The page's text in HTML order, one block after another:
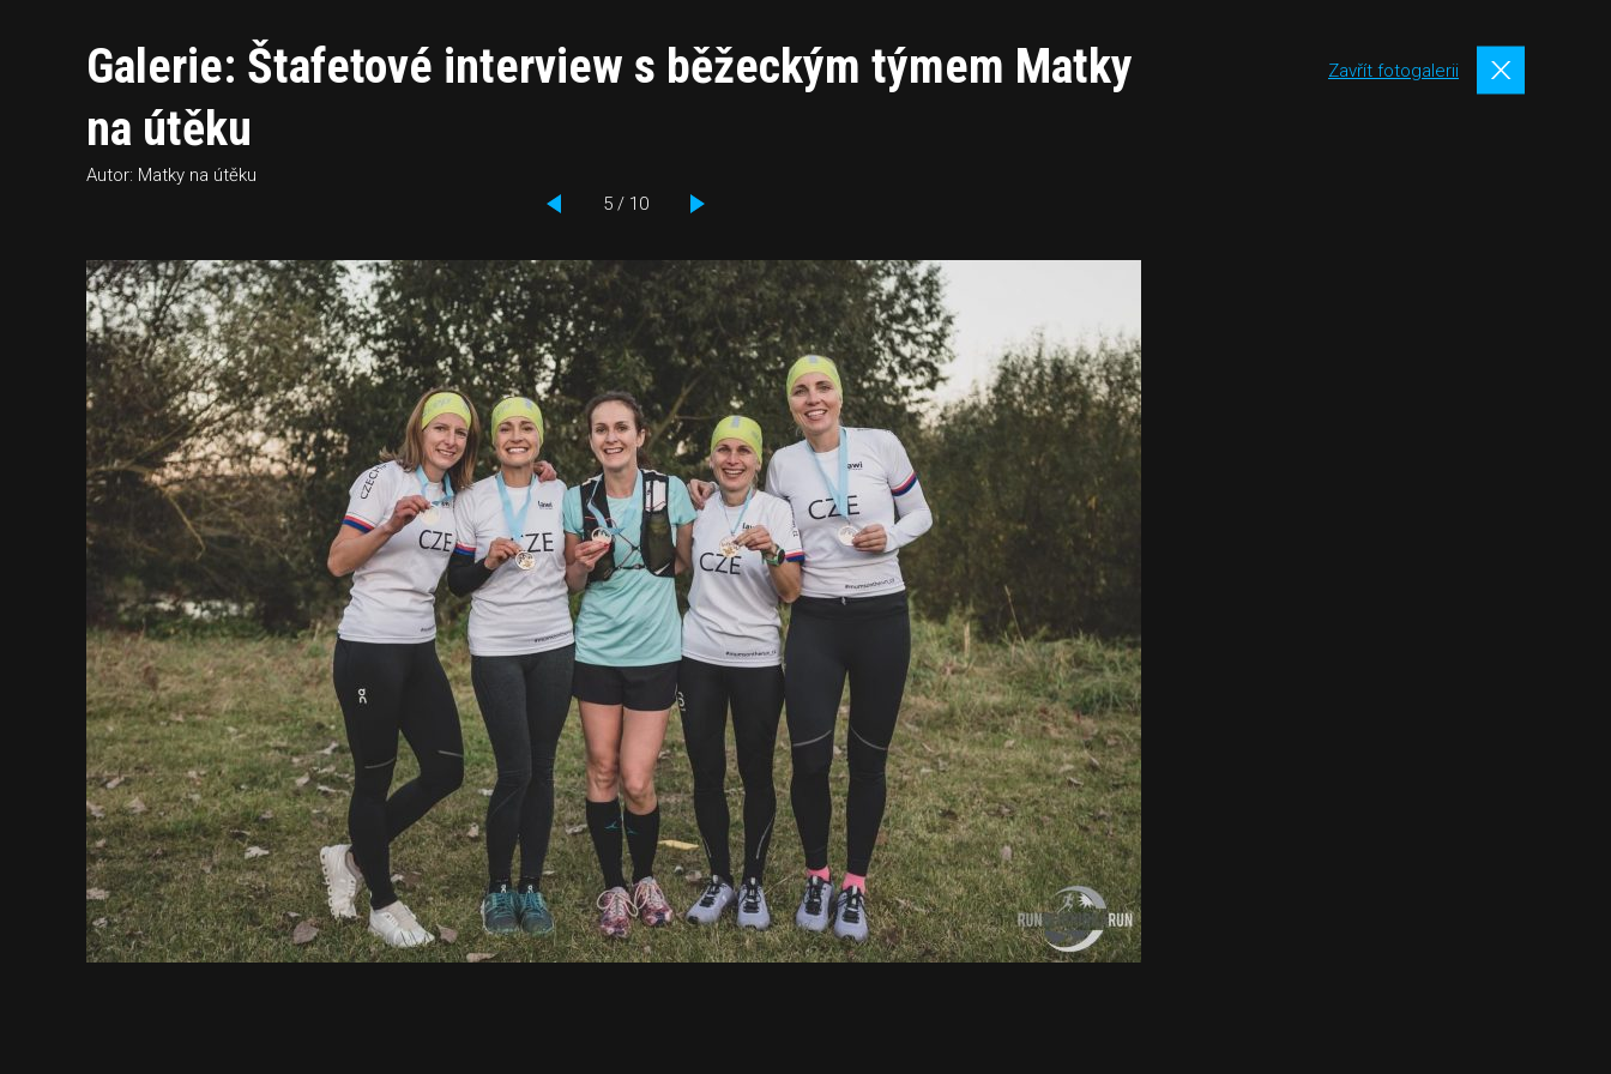
Galerie: Štafetové interview s běžeckým týmem Matky
na útěku
Autor: Matky na útěku
5 / 10
Zavřít fotogalerii